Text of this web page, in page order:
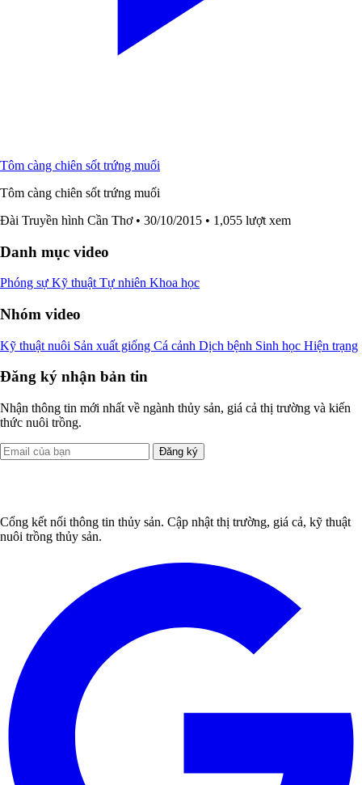
Tôm càng chiên sốt trứng muối
Tôm càng chiên sốt trứng muối
Đài Truyền hình Cần Thơ • 30/10/2015 • 1,055 lượt xem
Danh mục video
Phóng sự Kỹ thuật Tự nhiên Khoa học
Nhóm video
Kỹ thuật nuôi Sản xuất giống Cá cảnh Dịch bệnh Sinh học Hiện trạng
Đăng ký nhận bản tin
Nhận thông tin mới nhất về ngành thủy sản, giá cả thị trường và kiến
thức nuôi trồng.
Đăng ký
Cổng kết nối thông tin thủy sản. Cập nhật thị trường, giá cả, kỹ thuật
nuôi trồng thủy sản.